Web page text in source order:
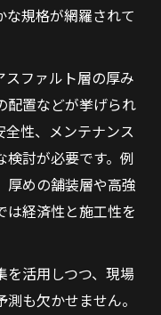
規格が網羅されて
スファルト層の厚み
配置などが挙げられ
全性、メンテナンス
討が必要です。例
厚めの舗装層や高強
は経済性と施工性を
を活用しつつ、現場
も欠かせません。